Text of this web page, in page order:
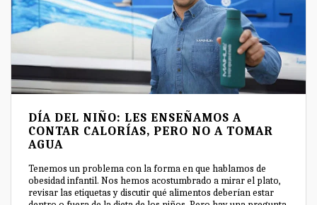
DÍA DEL NIÑO: LES ENSEÑAMOS A
CONTAR CALORÍAS, PERO NO A TOMAR
AGUA
Tenemos un problema con la forma en que hablamos de
obesidad infantil. Nos hemos acostumbrado a mirar el plato,
revisar las etiquetas y discutir qué alimentos deberían estar